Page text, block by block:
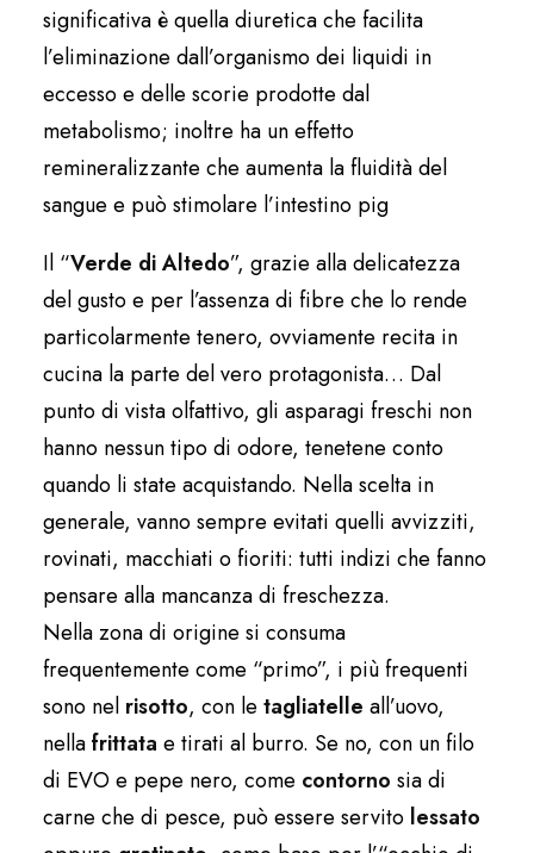
significativa è quella diuretica che facilita
l’eliminazione dall’organismo dei liquidi in
eccesso e delle scorie prodotte dal
metabolismo; inoltre ha un effetto
remineralizzante che aumenta la fluidità del
sangue e può stimolare l’intestino pig
Il “Verde di Altedo”, grazie alla delicatezza
del gusto e per l’assenza di fibre che lo rende
particolarmente tenero, ovviamente recita in
cucina la parte del vero protagonista… Dal
punto di vista olfattivo, gli asparagi freschi non
hanno nessun tipo di odore, tenetene conto
quando li state acquistando. Nella scelta in
generale, vanno sempre evitati quelli avvizziti,
rovinati, macchiati o fioriti: tutti indizi che fanno
pensare alla mancanza di freschezza.
Nella zona di origine si consuma
frequentemente come “primo”, i più frequenti
sono nel risotto, con le tagliatelle all’uovo,
nellafrittata e tirati al burro. Se no, con un filo
di EVO e pepe nero, come contorno sia di
carne che di pesce, può essere servito lessato